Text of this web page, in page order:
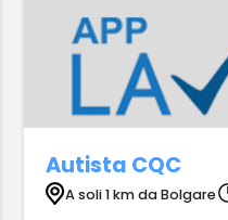
Autista CQC
A soli 1 km da Bolgare